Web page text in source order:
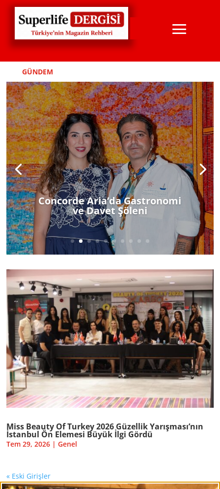
GÜNDEM
NÜKHET DURU’LMUYOR!
Miss Beauty Of Turkey 2026 Güzellik Yarışması’nın
İstanbul Ön Elemesi Büyük İlgi Gördü
Tem 29, 2026 |Genel
« Eski Girişler